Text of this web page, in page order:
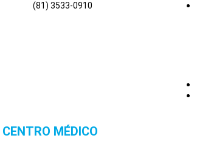
(81) 3533-0910
CENTRO MÉDICO